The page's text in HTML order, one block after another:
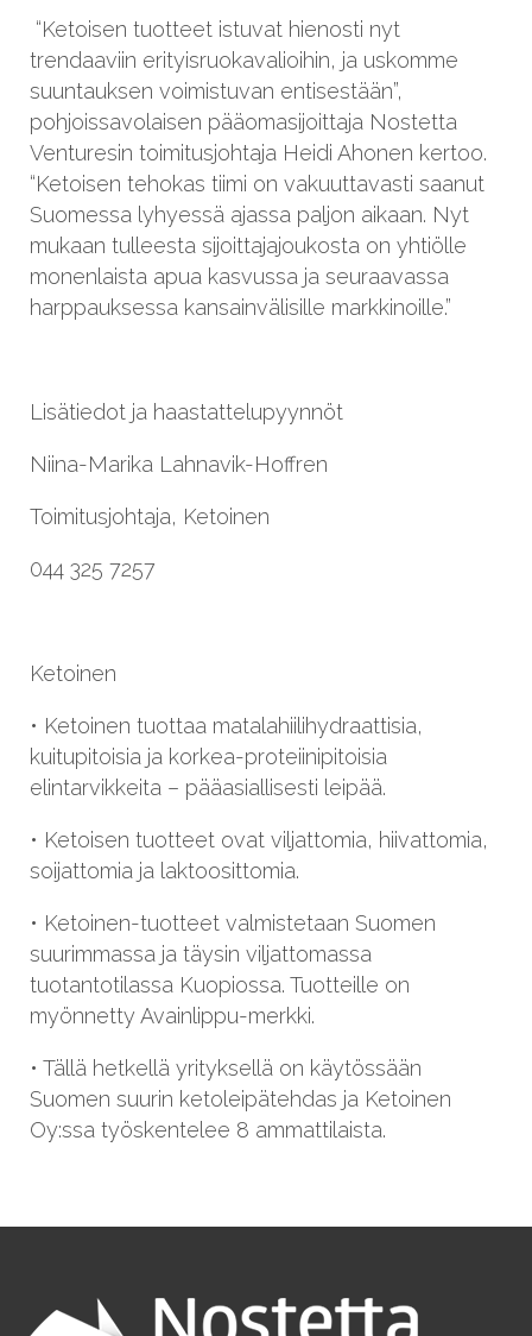
“Ketoisen tuotteet istuvat hienosti nyt
trendaaviin erityisruokavalioihin, ja uskomme
suuntauksen voimistuvan entisestään”,
pohjoissavolaisen pääomasijoittaja Nostetta
Venturesin toimitusjohtaja Heidi Ahonen kertoo.
“Ketoisen tehokas tiimi on vakuuttavasti saanut
Suomessa lyhyessä ajassa paljon aikaan. Nyt
mukaan tulleesta sijoittajajoukosta on yhtiölle
monenlaista apua kasvussa ja seuraavassa
harppauksessa kansainvälisille markkinoille.”
Lisätiedot ja haastattelupyynnöt
Niina-Marika Lahnavik-Hoffren
Toimitusjohtaja, Ketoinen
044 325 7257
Ketoinen
• Ketoinen tuottaa matalahiilihydraattisia,
kuitupitoisia ja korkea-proteiinipitoisia
elintarvikkeita – pääasiallisesti leipää.
• Ketoisen tuotteet ovat viljattomia, hiivattomia,
soijattomia ja laktoosittomia.
• Ketoinen-tuotteet valmistetaan Suomen
suurimmassa ja täysin viljattomassa
tuotantotilassa Kuopiossa. Tuotteille on
myönnetty Avainlippu-merkki.
• Tällä hetkellä yrityksellä on käytössään
Suomen suurin ketoleipätehdas ja Ketoinen
Oy:ssa työskentelee 8 ammattilaista.